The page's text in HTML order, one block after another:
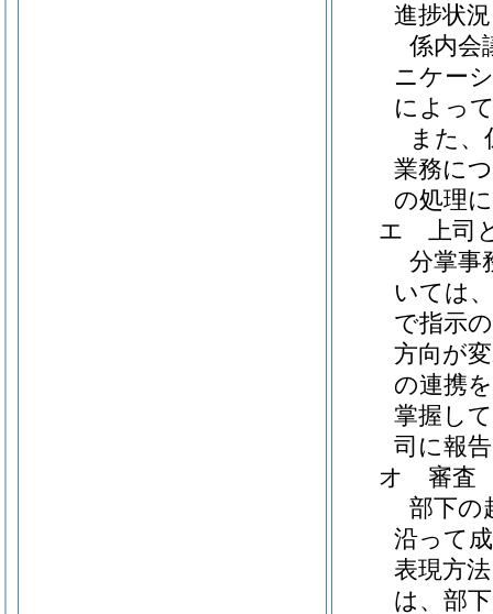
進捗状
係内会
ニケー
によっ
また
業務に
の処理
エ
上司
分掌事
いては
で指示
方向が
の連携
掌握し
司に報
オ
審査
部下の
沿って
表現方
は、部